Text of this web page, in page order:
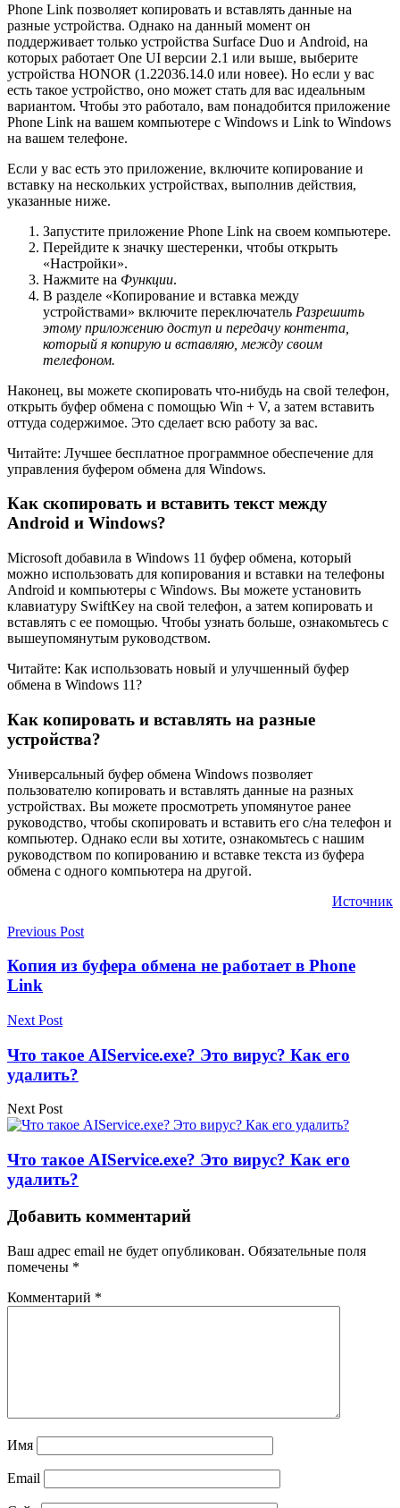
Phone Link позволяет копировать и вставлять данные на
разные устройства. Однако на данный момент он
поддерживает только устройства Surface Duo и Android, на
которых работает One UI версии 2.1 или выше, выберите
устройства HONOR (1.22036.14.0 или новее). Но если у вас
есть такое устройство, оно может стать для вас идеальным
вариантом. Чтобы это работало, вам понадобится приложение
Phone Link на вашем компьютере с Windows и Link to Windows
на вашем телефоне.
Если у вас есть это приложение, включите копирование и
вставку на нескольких устройствах, выполнив действия,
указанные ниже.
Запустите приложение Phone Link на своем компьютере.
Перейдите к значку шестеренки, чтобы открыть
«Настройки».
Нажмите на Функции.
В разделе «Копирование и вставка между
устройствами» включите переключатель Разрешить
этому приложению доступ и передачу контента,
который я копирую и вставляю, между своим
телефоном.
Наконец, вы можете скопировать что-нибудь на свой телефон,
открыть буфер обмена с помощью Win + V, а затем вставить
оттуда содержимое. Это сделает всю работу за вас.
Читайте: Лучшее бесплатное программное обеспечение для
управления буфером обмена для Windows.
Как скопировать и вставить текст между
Android и Windows?
Microsoft добавила в Windows 11 буфер обмена, который
можно использовать для копирования и вставки на телефоны
Android и компьютеры с Windows. Вы можете установить
клавиатуру SwiftKey на свой телефон, а затем копировать и
вставлять с ее помощью. Чтобы узнать больше, ознакомьтесь с
вышеупомянутым руководством.
Читайте: Как использовать новый и улучшенный буфер
обмена в Windows 11?
Как копировать и вставлять на разные
устройства?
Универсальный буфер обмена Windows позволяет
пользователю копировать и вставлять данные на разных
устройствах. Вы можете просмотреть упомянутое ранее
руководство, чтобы скопировать и вставить его с/на телефон и
компьютер. Однако если вы хотите, ознакомьтесь с нашим
руководством по копированию и вставке текста из буфера
обмена с одного компьютера на другой.
Источник
Previous Post
Копия из буфера обмена не работает в Phone
Link
Next Post
Что такое AIService.exe? Это вирус? Как его
удалить?
Next Post
Что такое AIService.exe? Это вирус? Как его
удалить?
Добавить комментарий
Ваш адрес email не будет опубликован. Обязательные поля
помечены *
Комментарий *
Имя
Email